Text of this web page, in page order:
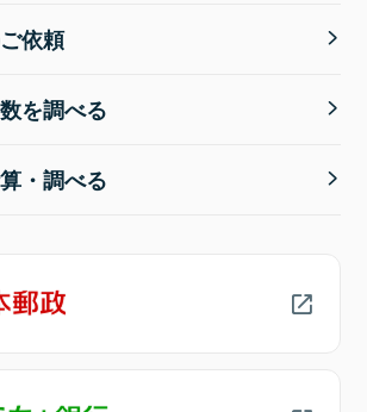
依頼
を調べる
・調べる